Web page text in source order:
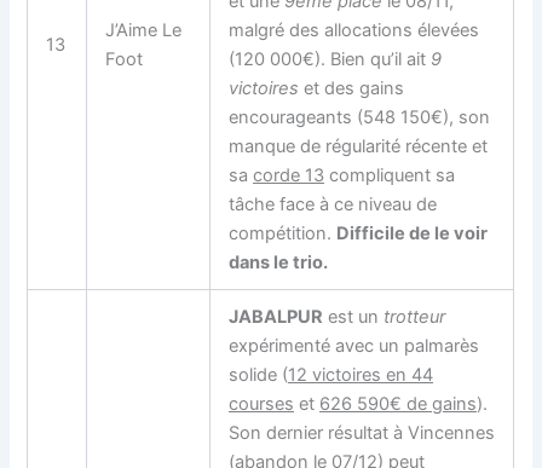
13
J’Aime Le
Foot
malgré des allocations élevées
(120 000€). Bien qu’il ait 9
victoires et des gains
encourageants (548 150€), son
manque de régularité récente et
sacorde 13 compliquent sa
tâche face à ce niveau de
compétition. Difficile de le voir
dans le trio.
JABALPUR est un trotteur
expérimenté avec un palmarès
solide (12 victoires en 44
courses et 626 590€ de gains).
Son dernier résultat à Vincennes
(abandon le 07/12) peut